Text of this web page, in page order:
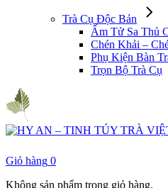
Trà Cụ Độc Bản
Ấm Tử Sa Thủ
Chén Khải –
Phụ Kiện Bàn
Trọn Bộ Trà Cụ
Giỏ hàng 0
Không sản phẩm trong giỏ hàng.